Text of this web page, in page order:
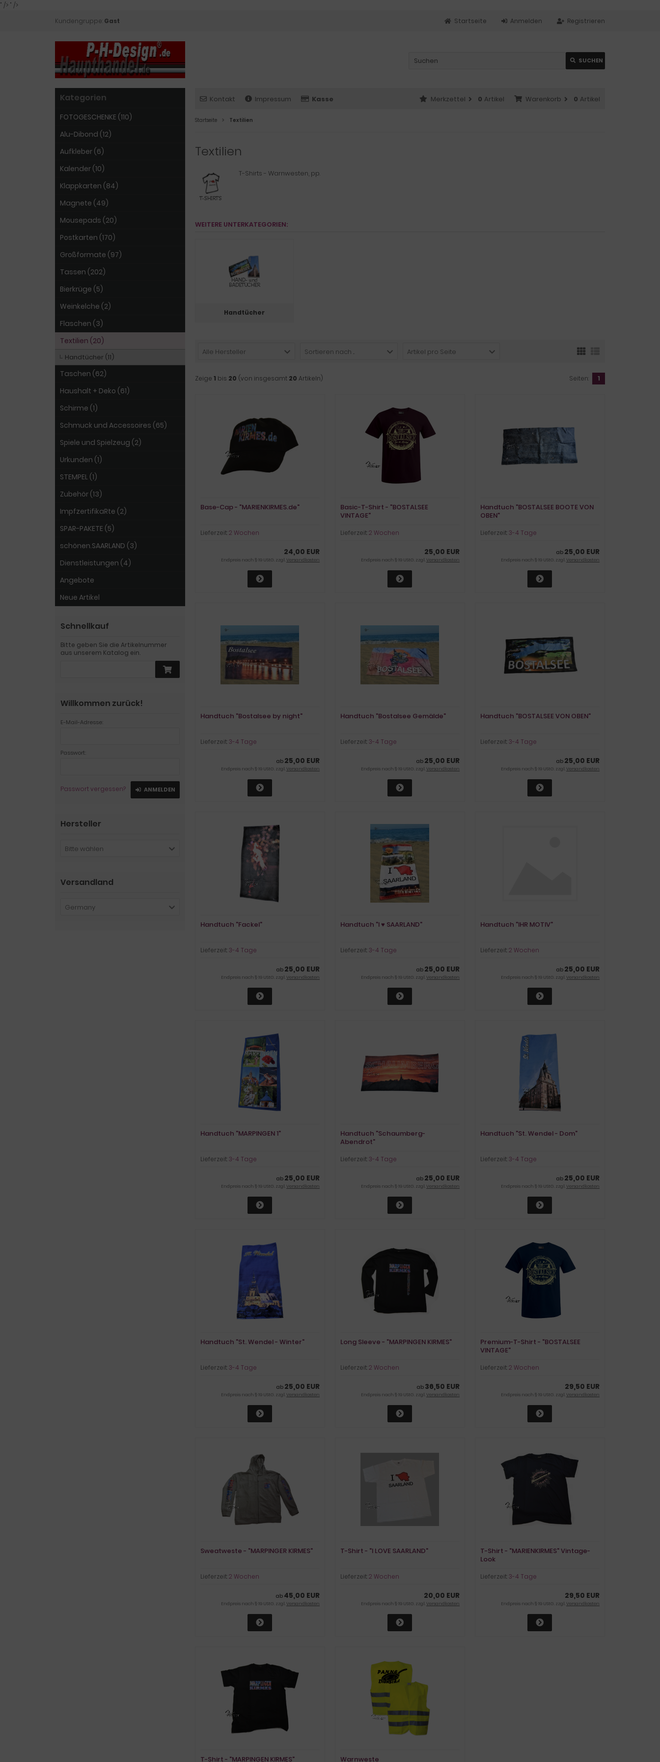
" /> " />
Kundengruppe: Gast Registrieren
Anmelden
Startseite
SUCHEN
Kontakt Impressum Kasse Warenkorb 0 Artikel
Merkzettel 0 Artikel
Startseite Textilien
Textilien
T-Shirts - Warnwesten, pp.
WEITERE UNTERKATEGORIEN:
Handtücher
Alle Hersteller Sortieren nach ... Artikel pro Seite
Zeige 1 bis 20 (von insgesamt 20 Artikeln) Seiten: 1
Base-Cap - "MARIENKIRMES.de"
Lieferzeit:2 Wochen
24,00 EUR
Endpreis nach § 19 UStG. zzgl.Versandkosten
Basic-T-Shirt - "BOSTALSEE
VINTAGE"
Lieferzeit:2 Wochen
25,00 EUR
Endpreis nach § 19 UStG. zzgl.Versandkosten
Handtuch "BOSTALSEE BOOTE VON
OBEN"
Lieferzeit:3-4 Tage
ab 25,00 EUR
Endpreis nach § 19 UStG. zzgl.Versandkosten
Handtuch "Bostalsee by night"
Lieferzeit:3-4 Tage
ab 25,00 EUR
Endpreis nach § 19 UStG. zzgl.Versandkosten
Handtuch "Bostalsee Gemälde"
Lieferzeit:3-4 Tage
ab 25,00 EUR
Endpreis nach § 19 UStG. zzgl.Versandkosten
Handtuch "BOSTALSEE VON OBEN"
Lieferzeit:3-4 Tage
ab 25,00 EUR
Endpreis nach § 19 UStG. zzgl.Versandkosten
Handtuch "Fackel"
Lieferzeit:3-4 Tage
ab 25,00 EUR
Endpreis nach § 19 UStG. zzgl.Versandkosten
Handtuch "I ♥ SAARLAND"
Lieferzeit:3-4 Tage
ab 25,00 EUR
Endpreis nach § 19 UStG. zzgl.Versandkosten
Handtuch "IHR MOTIV"
Lieferzeit:2 Wochen
ab 25,00 EUR
Endpreis nach § 19 UStG. zzgl.Versandkosten
Handtuch "MARPINGEN 1"
Lieferzeit:3-4 Tage
ab 25,00 EUR
Endpreis nach § 19 UStG. zzgl.Versandkosten
Handtuch "Schaumberg-
Abendrot"
Lieferzeit:3-4 Tage
ab 25,00 EUR
Endpreis nach § 19 UStG. zzgl.Versandkosten
Handtuch "St. Wendel - Dom"
Lieferzeit:3-4 Tage
ab 25,00 EUR
Endpreis nach § 19 UStG. zzgl.Versandkosten
Handtuch "St. Wendel - Winter"
Lieferzeit:3-4 Tage
ab 25,00 EUR
Endpreis nach § 19 UStG. zzgl.Versandkosten
Long Sleeve - "MARPINGEN KIRMES"
Lieferzeit:2 Wochen
ab 36,50 EUR
Endpreis nach § 19 UStG. zzgl.Versandkosten
Premium-T-Shirt - "BOSTALSEE
VINTAGE"
Lieferzeit:2 Wochen
29,50 EUR
Endpreis nach § 19 UStG. zzgl.Versandkosten
Sweatweste - "MARPINGER KIRMES"
Lieferzeit:2 Wochen
ab 45,00 EUR
Endpreis nach § 19 UStG. zzgl.Versandkosten
T-Shirt - "I LOVE SAARLAND"
Lieferzeit:2 Wochen
20,00 EUR
Endpreis nach § 19 UStG. zzgl.Versandkosten
T-Shirt - "MARIENKIRMES" Vintage-
Look
Lieferzeit:3-4 Tage
29,50 EUR
Endpreis nach § 19 UStG. zzgl.Versandkosten
T-Shirt - "MARPINGEN KIRMES" Warnweste
Kategorien
FOTOGESCHENKE (110)
Alu-Dibond (12)
Aufkleber (6)
Kalender (10)
Klappkarten (84)
Magnete (49)
Mousepads (20)
Postkarten (170)
Großformate (97)
Tassen (202)
Bierkrüge (5)
Weinkelche (2)
Flaschen (3)
Textilien (20)
Handtücher (11)
Taschen (62)
Haushalt + Deko (61)
Schirme (1)
Schmuck und Accessoires (65)
Spiele und Spielzeug (2)
Urkunden (1)
STEMPEL (1)
Zubehör (13)
ImpfzertifikaRte (2)
SPAR-PAKETE (5)
schönen.SAARLAND (3)
Dienstleistungen (4)
Angebote
Neue Artikel
Schnellkauf
Bitte geben Sie die Artikelnummer
aus unserem Katalog ein.
Willkommen zurück!
E-Mail-Adresse:
Passwort:
Passwort vergessen? ANMELDEN
Hersteller
Bitte wählen
Versandland
Germany